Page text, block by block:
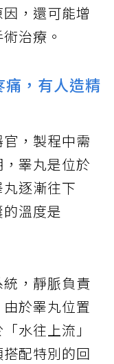
，還可能增
治療。
，有人造精
，製程中需
睪丸是位於
逐漸往下
溫度是
，靜脈負責
於睪丸位置
水往上流」
配特別的回